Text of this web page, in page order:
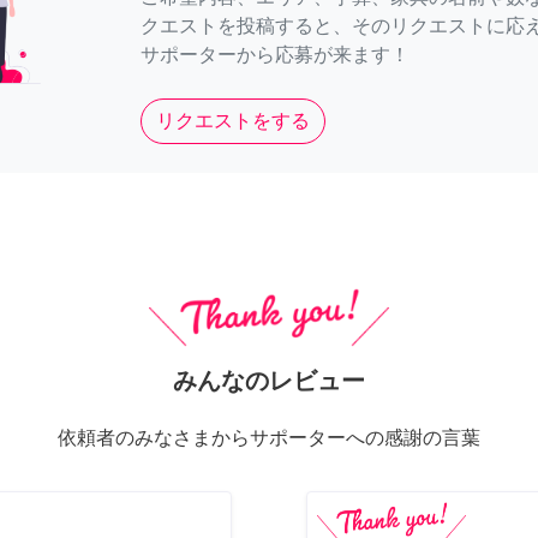
クエストを投稿すると、そのリクエストに応
サポーターから応募が来ます！
リクエストをする
みんなのレビュー
依頼者のみなさまからサポーターへの感謝の言葉